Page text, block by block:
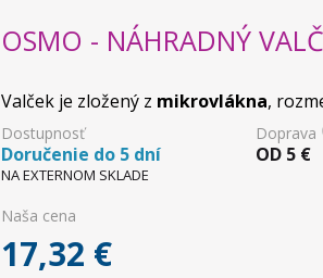
OSMO - NÁHRADNÝ
Valček je zložený z mikrovlákna,
Dostupnosť Doprava
Doručenie do 5 dní
NA EXTERNOM SKLADE
OD 5€
Naša cena
17,32 €